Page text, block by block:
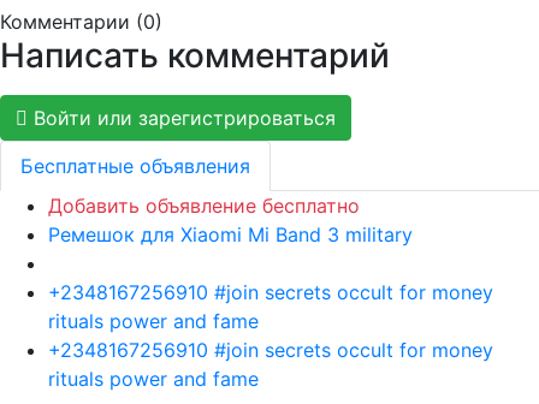
Комментарии (0)
Написать комментарий
Войти или зарегистрироваться
Бесплатные объявления
Добавить объявление бесплатно
Ремешок для Xiaomi Mi Band 3 military
+2348167256910 #join secrets occult for money
rituals power and fame
+2348167256910 #join secrets occult for money
rituals power and fame